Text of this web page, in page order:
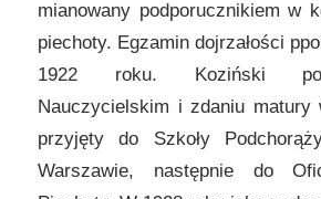
mianowany podporucznikiem w
piechoty. Egzamin dojrzałości
1922 roku. Koziński po
Nauczycielskim i zdaniu matury
przyjęty do Szkoły
Warszawie, następnie do